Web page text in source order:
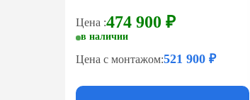
Цена :474 900 ₽
в наличии
Цена с монтажом:521 900 ₽